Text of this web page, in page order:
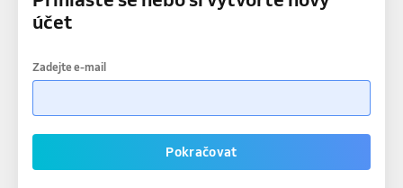
účet
Zadejte e-mail
Pokračovat